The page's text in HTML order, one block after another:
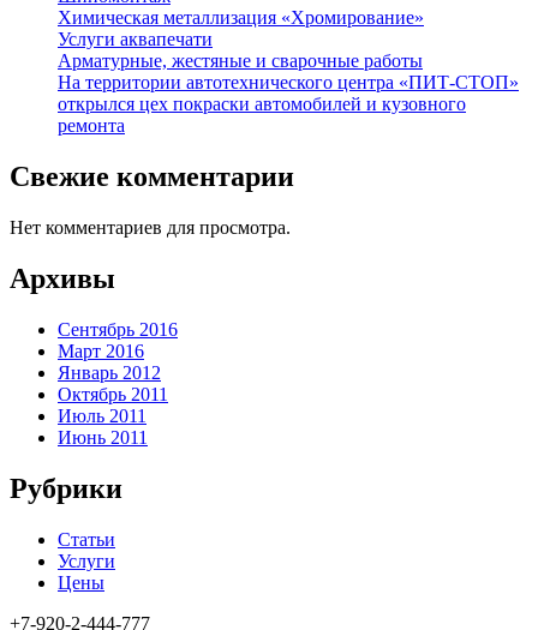
Химическая металлизация «Хромирование»
Услуги аквапечати
Арматурные, жестяные и сварочные работы
На территории автотехнического центра «ПИТ-СТОП»
открылся цех покраски автомобилей и кузовного
ремонта
Свежие комментарии
Нет комментариев для просмотра.
Архивы
Сентябрь 2016
Март 2016
Январь 2012
Октябрь 2011
Июль 2011
Июнь 2011
Рубрики
Статьи
Услуги
Цены
+7-920-2-444-777